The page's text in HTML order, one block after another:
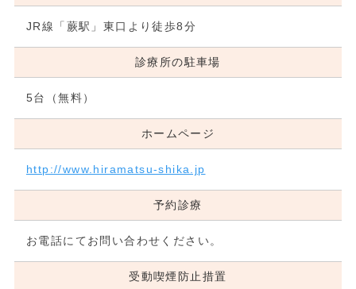
JR線「蕨駅」東口より徒歩8分
診療所の駐車場
5台（無料）
ホームページ
http://www.hiramatsu-shika.jp
予約診療
お電話にてお問い合わせください。
受動喫煙防止措置